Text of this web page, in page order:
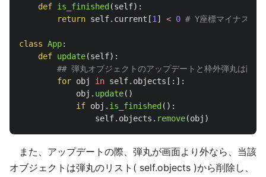
def is_finished (self):
return self. current [1 ] < 0
class App:
def update(self):
for obj in self. objects [:]:
obj . update()
if obj . is_finished ():
self. objects . remove(obj )
また、アップデートの際、弾丸が画面より外なら、当該
オブジェクトは弾丸のリスト( self.objects )から削除し、